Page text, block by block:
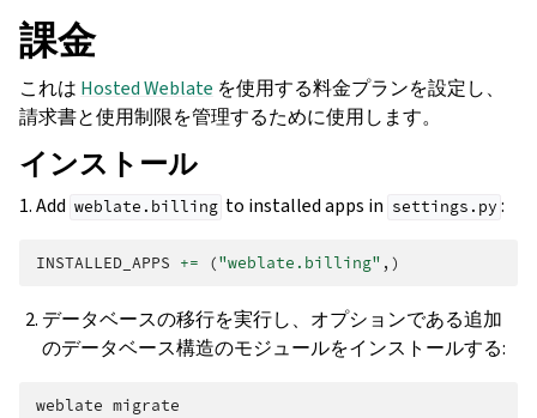
課金
これは Hosted Weblate を使用する料金プランを設定し、
請求書と使用制限を管理するために使用します。
インストール
1. Add weblate.billing to installed apps in settings.py :
INSTALLED_APPS += ("weblate.billing" ,)
データベースの移行を実行し、オプションである追加
のデータベース構造のモジュールをインストールする:
weblate